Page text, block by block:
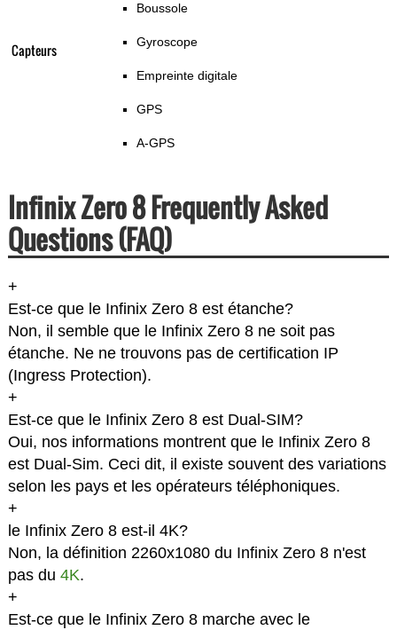
Capteurs
Boussole
Gyroscope
Empreinte digitale
GPS
A-GPS
Infinix Zero 8 Frequently Asked
Questions (FAQ)
+
Est-ce que le Infinix Zero 8 est étanche?
Non, il semble que le Infinix Zero 8 ne soit pas
étanche. Ne ne trouvons pas de certification IP
(Ingress Protection).
+
Est-ce que le Infinix Zero 8 est Dual-SIM?
Oui, nos informations montrent que le Infinix Zero 8
est Dual-Sim. Ceci dit, il existe souvent des variations
selon les pays et les opérateurs téléphoniques.
+
le Infinix Zero 8 est-il 4K?
Non, la définition 2260x1080 du Infinix Zero 8 n'est
pas du 4K.
+
Est-ce que le Infinix Zero 8 marche avec le